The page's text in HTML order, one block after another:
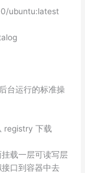
ubuntu:latest
台运行的标准操
registry 下载
载一层可读写层
口到容器中去